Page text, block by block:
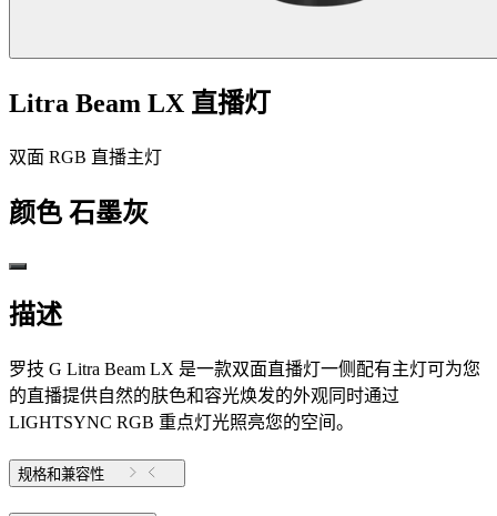
Litra Beam LX 直播灯
双面 RGB 直播主灯
颜色 石墨灰
描述
罗技 G Litra Beam LX 是一款双面直播灯一侧配有主灯可为您
的直播提供自然的肤色和容光焕发的外观同时通过
LIGHTSYNC RGB 重点灯光照亮您的空间。
规格和兼容性